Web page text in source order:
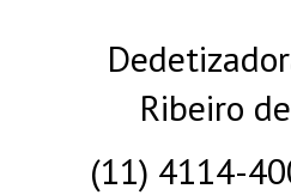
Ribeiro
(11) 4114-